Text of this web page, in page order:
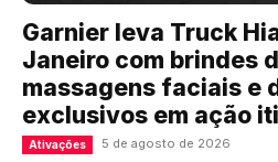
Garnier leva Truck
Janeiro com brindes
massagens faciais e
exclusivos em ação
Ativações 5 de agosto de 2026